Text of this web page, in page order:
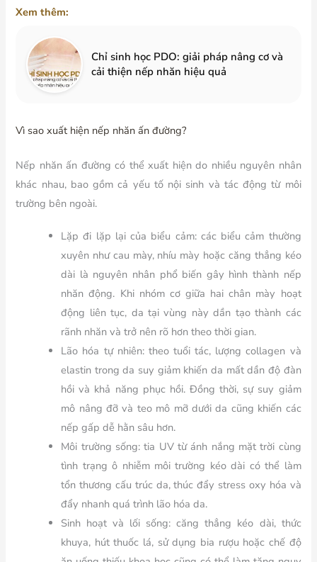
Xem thêm:
Chỉ sinh học PDO: giải pháp nâng cơ và
cải thiện nếp nhăn hiệu quả
Vì sao xuất hiện nếp nhăn ấn đường?
Nếp nhăn ấn đường có thể xuất hiện do nhiều nguyên nhân
khác nhau, bao gồm cả yếu tố nội sinh và tác động từ môi
trường bên ngoài.
Lặp đi lặp lại của biểu cảm: các biểu cảm thường
xuyên như cau mày, nhíu mày hoặc căng thẳng kéo
dài là nguyên nhân phổ biến gây hình thành nếp
nhăn động. Khi nhóm cơ giữa hai chân mày hoạt
động liên tục, da tại vùng này dần tạo thành các
rãnh nhăn và trở nên rõ hơn theo thời gian.
Lão hóa tự nhiên: theo tuổi tác, lượng collagen và
elastin trong da suy giảm khiến da mất dần độ đàn
hồi và khả năng phục hồi. Đồng thời, sự suy giảm
mô nâng đỡ và teo mô mỡ dưới da cũng khiến các
nếp gấp dễ hằn sâu hơn.
Môi trường sống:tia UV từ ánh nắng mặt trời cùng
tình trạng ô nhiễm môi trường kéo dài có thể làm
tổn thương cấu trúc da, thúc đẩy stress oxy hóa và
đẩy nhanh quá trình lão hóa da.
Sinh hoạt và lối sống: căng thẳng kéo dài, thức
khuya, hút thuốc lá, sử dụng bia rượu hoặc chế độ